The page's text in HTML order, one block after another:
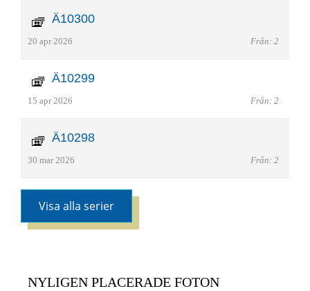
Ä10300
20 apr 2026 Från: 2
Ä10299
15 apr 2026 Från: 2
Ä10298
30 mar 2026 Från: 2
Visa alla serier
NYLIGEN PLACERADE FOTON